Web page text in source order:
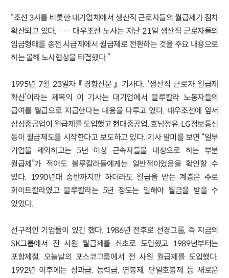
“조선 3사를 비롯한 대기업체에서 생산직 근로자들의 월급제가 점차
확산되고 있다. ··· 대우조선 노사는 지난 21일 생산직 근로자들의
임금형태를 종전 시급제에서 월급제로 전환하는 것을 주요 내용으로
하는 올해 노사협상을 타결했다.”
1995년 7월 23일자 『경향신문』 기사다. ‘생산직 근로자 월급제
확산’이라는 제목의 이 기사는 대기업에서 블루칼라 노동자들의
급여를 월급으로 지급한다는 내용을 다루고 있다. 대우조선에 앞서
삼성중공업이 월급제를 도입했고 현대중공업, 호남정유, LG정보통신
등이 월급제도를 시작한다고 보도하고 있다. 기사 말미를 보면 “일부
기업을 제외하고는 5년 이상 근속자들을 대상으로 하는 부분
월급제”가 적어도 블루칼라들에게는 일반적이었음을 확인할 수
있다. 1990년대 중반까지만 하더라도 월급을 받는 계층은 주로
화이트칼라였고 블루칼라는 5년 정도는 일해야 월급을 받을 수
있었다.
선구적인 기업들이 있긴 했다. 1986년 전후로 선경그룹, 즉 지금의
SK그룹에서 전 사원 월급제를 최초로 도입했고 1989년부터는
포항제철, 오늘날의 포스코그룹에서 전 사원 월급제를 도입했다.
1992년 이후에는 성과급, 능력급, 연봉제, 단일호봉제 등 새로운